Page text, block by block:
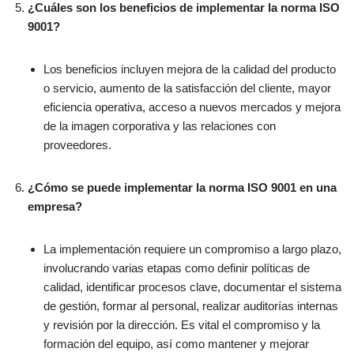
¿Cuáles son los beneficios de implementar la norma ISO
9001?
Los beneficios incluyen mejora de la calidad del producto
o servicio, aumento de la satisfacción del cliente, mayor
eficiencia operativa, acceso a nuevos mercados y mejora
de la imagen corporativa y las relaciones con
proveedores.
¿Cómo se puede implementar la norma ISO 9001 en una
empresa?
La implementación requiere un compromiso a largo plazo,
involucrando varias etapas como definir políticas de
calidad, identificar procesos clave, documentar el sistema
de gestión, formar al personal, realizar auditorías internas
y revisión por la dirección. Es vital el compromiso y la
formación del equipo, así como mantener y mejorar